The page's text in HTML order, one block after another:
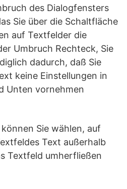
des Dialogfensters
Sie über die Schaltfläche
auf Textfelder die
Umbruch Rechteck, Sie
dadurch, daß Sie
keine Einstellungen in
Unten vornehmen
Sie wählen, auf
Text außerhalb
Textfeld umherfließen